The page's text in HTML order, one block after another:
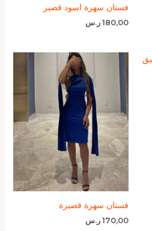
فستان سهرة اسود قصير
180,00 ر.س
فستان سهرة قصيرة
170,00 ر.س